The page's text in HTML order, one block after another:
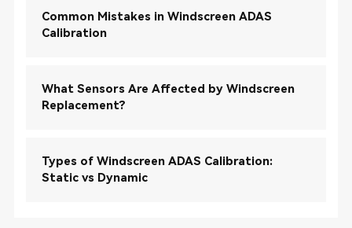
Common Mistakes in Windscreen ADAS
Calibration
What Sensors Are Affected by Windscreen
Replacement?
Types of Windscreen ADAS Calibration:
Static vs Dynamic